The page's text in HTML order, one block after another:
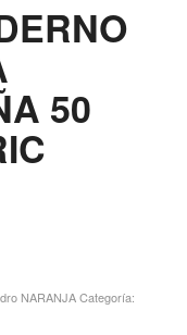
50
NARANJA Categoría: